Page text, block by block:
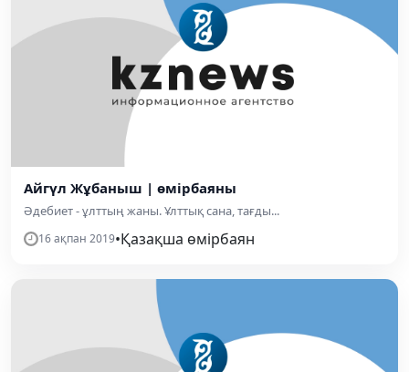
Айгүл Жұбаныш | өмірбаяны
Әдебиет - ұлттың жаны. Ұлттық сана, тағды...
16 ақпан 2019•Қазақша өмірбаян